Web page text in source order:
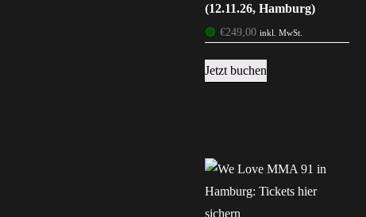
(12.11.26, Hamburg)
🟢 €249,00 inkl. MwSt.
Jetzt buchen